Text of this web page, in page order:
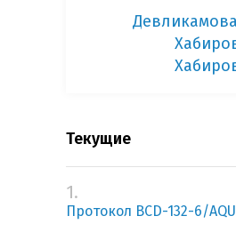
Текущие
1.
Протокол BCD-132-6/